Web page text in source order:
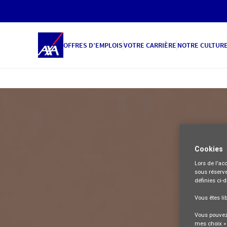
OFFRES D’EMPLOISVOTRE CARRIÈRE NOTRE CULTURE
Cookies
Lors de
sous
définies ci-
Vous êtes
Vous
mes choix